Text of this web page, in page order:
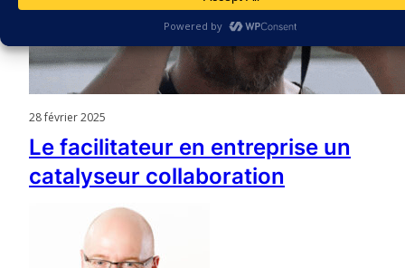
28 février 2025
Le facilitateur en entreprise un
catalyseur collaboration